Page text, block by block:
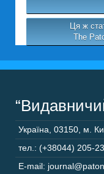
Ця ж
The
Україна 03150 м.
тел.: (+38044) 205-
E-mail: